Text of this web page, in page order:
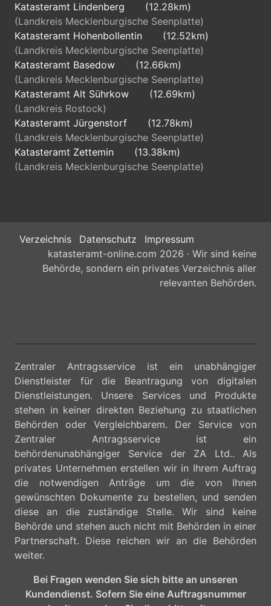
Katasteramt Lindenberg
(12.28km)
(Landkreis Mecklenburgische Seenplatte)
Katasteramt Hohenbollentin
(12.52km)
(Landkreis Mecklenburgische Seenplatte)
Katasteramt Basedow
(12.66km)
(Landkreis Mecklenburgische Seenplatte)
Katasteramt Alt Sührkow
(12.69km)
(Landkreis Rostock)
Katasteramt Jürgenstorf
(12.78km)
(Landkreis Mecklenburgische Seenplatte)
Katasteramt Zettemin
(13.38km)
(Landkreis Mecklenburgische Seenplatte)
Verzeichnis Datenschutz
Impressum
katasteramt-online.com 2026 · Wir sind keine
Behörde, sondern ein privates Verzeichnis aller
relevanten Behörden.
Zentraler Antragsservice ist ein unabhängiger
Dienstleister für die Beantragung von digitalen
Dienstleistungen. Unsere Services und Produkte
stehen in keiner direkten Beziehung zu staatlichen
Behörden oder Vergleichbarem. Der Service von
Zentraler Antragsservice ist ein
behördenunabhängiger Service der ZA Ltd.. Als
privates Unternehmen erstellen wir in Ihrem Auftrag
die notwendigen Anträge um die von Ihnen
gewünschten Dokumente zu bestellen, und senden
diese an die zuständige Stelle. Wir sind keine
Behörde und stehen auch nicht mit Behörden in einer
Partnerschaft. Diese reichen wir an die Behörden
weiter.
Bei Fragen wenden Sie sich bitte an unseren
Kundendienst. Sofern Sie eine Auftragsnummer